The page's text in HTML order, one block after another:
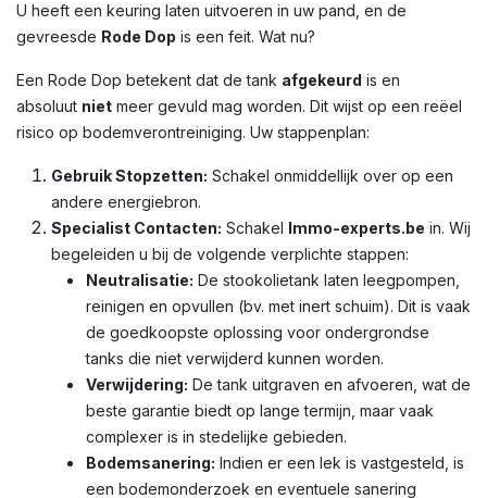
U heeft een keuring laten uitvoeren in uw pand, en de
gevreesde Rode Dop is een feit. Wat nu?
Een Rode Dop betekent dat de tank afgekeurd is en
absoluut niet meer gevuld mag worden. Dit wijst op een reëel
risico op bodemverontreiniging. Uw stappenplan:
Gebruik Stopzetten: Schakel onmiddellijk over op een
andere energiebron.
Specialist Contacten: Schakel Immo-experts.be in. Wij
begeleiden u bij de volgende verplichte stappen:
Neutralisatie: De stookolietank laten leegpompen,
reinigen en opvullen (bv. met inert schuim). Dit is vaak
de goedkoopste oplossing voor ondergrondse
tanks die niet verwijderd kunnen worden.
Verwijdering: De tank uitgraven en afvoeren, wat de
beste garantie biedt op lange termijn, maar vaak
complexer is in stedelijke gebieden.
Bodemsanering: Indien er een lek is vastgesteld, is
een bodemonderzoek en eventuele sanering